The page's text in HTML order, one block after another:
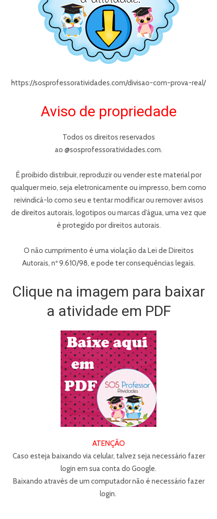
https://sosprofessoratividades.com/divisao-com-prova-real/
Aviso de propriedade
Todos os direitos reservados
ao @sosprofessoratividades.com.
É proibido distribuir, reproduzir ou vender este material por
qualquer meio, seja eletronicamente ou impresso, bem como
reivindicá-lo como seu e tentar modificar ou remover avisos
de direitos autorais, logotipos ou marcas d’água, uma vez que
é protegido por direitos autorais.
O não cumprimento é uma violação da Lei de Direitos
Autorais, nº 9.610/98, e pode ter consequências legais.
Clique na imagem para baixar
a atividade em PDF
ATENÇÃO
Caso esteja baixando via celular, talvez seja necessário fazer
login em sua conta do Google.
Baixando através de um computador não é necessário fazer
login.